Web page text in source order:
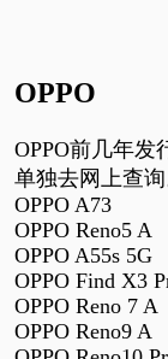
OPPO
OPPO前几年发
单独去网上查询
OPPO A73
OPPO Reno5 A
OPPO A55s 5G
OPPO Find X3
OPPO Reno 7 A
OPPO Reno9 A